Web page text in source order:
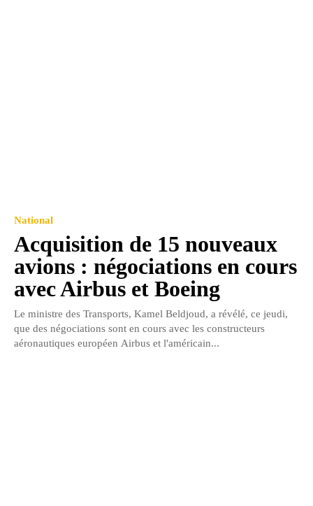
National
Acquisition de 15 nouveaux
avions : négociations en cours
avec Airbus et Boeing
Le ministre des Transports, Kamel Beldjoud, a révélé, ce jeudi,
que des négociations sont en cours avec les constructeurs
aéronautiques européen Airbus et l'américain...